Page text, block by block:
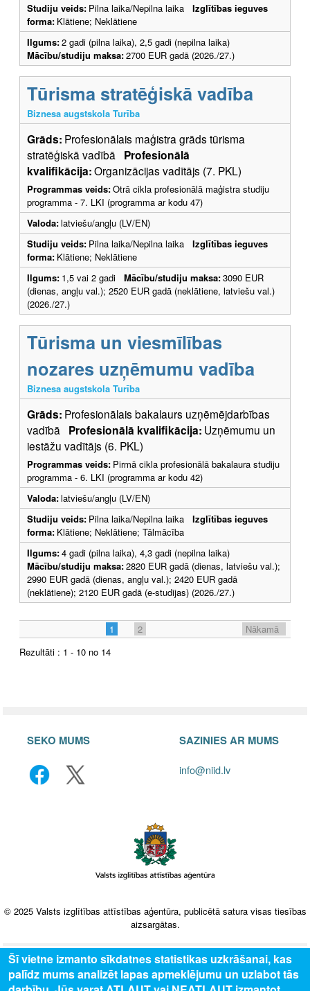
Studiju veids: Pilna laika/Nepilna laika Izglītības ieguves
forma: Klātiene; Neklātiene
Ilgums:2 gadi (pilna laika), 2,5 gadi (nepilna laika)
Mācību/studiju maksa:2700 EUR gadā (2026./27.)
Tūrisma stratēģiskā vadība
Biznesa augstskola Turība
Grāds: Profesionālais maģistra grāds tūrisma
stratēģiskā vadībā Profesionālā
kvalifikācija:Organizācijas vadītājs (7. PKL)
Programmas veids:Otrā cikla profesionālā maģistra studiju
programma - 7. LKI (programma ar kodu 47)
Valoda:latviešu/angļu (LV/EN)
Studiju veids: Pilna laika/Nepilna laika Izglītības ieguves
forma: Klātiene; Neklātiene
Ilgums: 1,5 vai 2 gadi Mācību/studiju maksa:3090 EUR
(dienas, angļu val.); 2520 EUR gadā (neklātiene, latviešu val.)
(2026./27.)
Tūrisma un viesmīlības
nozares uzņēmumu vadība
Biznesa augstskola Turība
Grāds: Profesionālais bakalaurs uzņēmējdarbības
vadībā Profesionālā kvalifikācija: Uzņēmumu un
iestāžu vadītājs (6. PKL)
Programmas veids: Pirmā cikla profesionālā bakalaura studiju
programma - 6. LKI (programma ar kodu 42)
Valoda:latviešu/angļu (LV/EN)
Studiju veids: Pilna laika/Nepilna laika Izglītības ieguves
forma: Klātiene; Neklātiene; Tālmācība
Ilgums:4 gadi (pilna laika), 4,3 gadi (nepilna laika)
Mācību/studiju maksa:2820 EUR gadā (dienas, latviešu val.);
2990 EUR gadā (dienas, angļu val.); 2420 EUR gadā
(neklātiene); 2120 EUR gadā (e-studijas) (2026./27.)
1 2
Nākamā
Rezultāti : 1 - 10 no 14
SEKO MUMS SAZINIES AR MUMS
info@niid.lv
© 2025 Valsts izglītības attīstības aģentūra, publicētā satura visas tiesības
aizsargātas.
Šī vietne izmanto sīkdatnes statistikas uzkrāšanai, kas
palīdz mums analizēt lapas apmeklējumu un uzlabot tās